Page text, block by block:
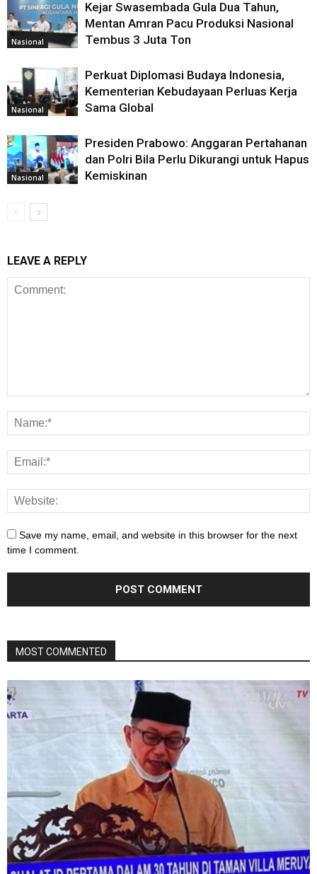
Nasional
Kejar Swasembada Gula Dua Tahun,
Mentan Amran Pacu Produksi Nasional
Tembus 3 Juta Ton
Nasional
Perkuat Diplomasi Budaya Indonesia,
Kementerian Kebudayaan Perluas Kerja
Sama Global
Nasional
Presiden Prabowo: Anggaran Pertahanan
dan Polri Bila Perlu Dikurangi untuk Hapus
Kemiskinan
LEAVE A REPLY
Save my name, email, and website in this browser for the next
time I comment.
MOST COMMENTED